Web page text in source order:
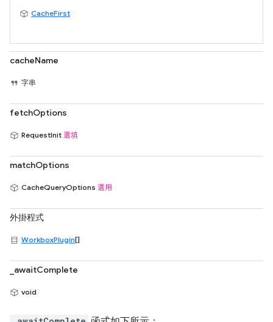
CacheFirst
cacheName
字串
fetchOptions
RequestInit 選填
matchOptions
CacheQueryOptions 選用
外掛程式
WorkboxPlugin[]
_awaitComplete
void